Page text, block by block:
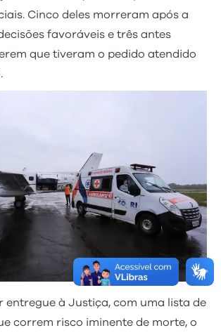
Cinco deles morreram após a
favoráveis e três antes
que tiveram o pedido atendido
entregue à Justiça, com uma lista de
correm risco iminente de morte, o